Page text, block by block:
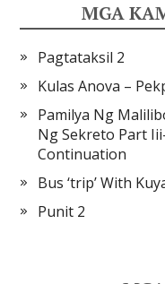
MGA
Pagtataksil 2
Kulas Anova –
Pamilya Ng
Ng Sekreto Part
Continuation
Bus ‘trip’ With
Punit 2